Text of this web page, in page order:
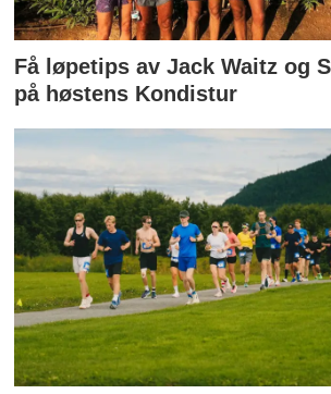
Få løpetips av Jack Waitz og
på høstens Kondistur